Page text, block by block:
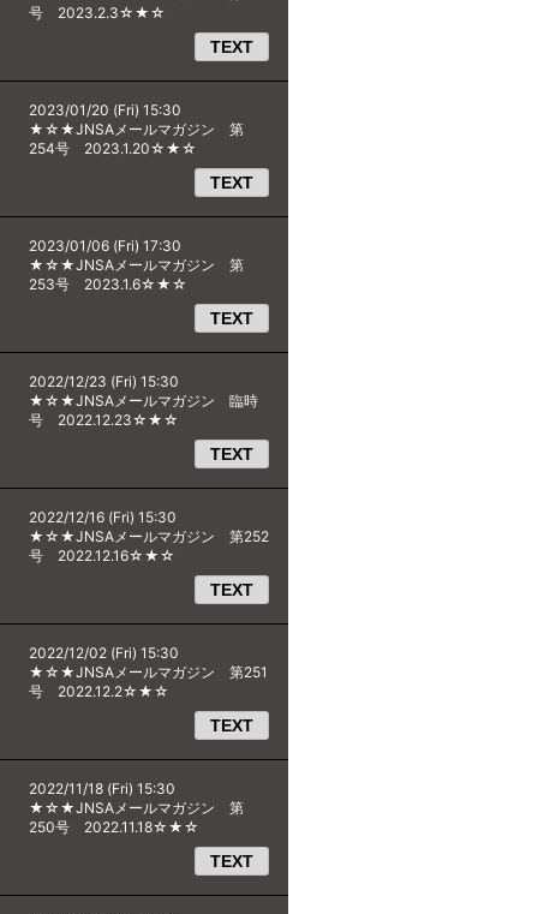
号 2023.2.3☆★☆
TEXT
2023/01/20 (Fri) 15:30
★☆★JNSAメールマガジン 第
254号 2023.1.20☆★☆
TEXT
2023/01/06 (Fri) 17:30
★☆★JNSAメールマガジン 第
253号 2023.1.6☆★☆
TEXT
2022/12/23 (Fri) 15:30
★☆★JNSAメールマガジン 臨時
号 2022.12.23☆★☆
TEXT
2022/12/16 (Fri) 15:30
★☆★JNSAメールマガジン 第252
号 2022.12.16☆★☆
TEXT
2022/12/02 (Fri) 15:30
★☆★JNSAメールマガジン 第251
号 2022.12.2☆★☆
TEXT
2022/11/18 (Fri) 15:30
★☆★JNSAメールマガジン 第
250号 2022.11.18☆★☆
TEXT